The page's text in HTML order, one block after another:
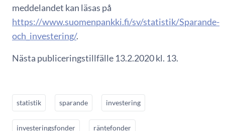
meddelandet kan läsas på
https://www.suomenpankki.fi/sv/statistik/Sparande-
och_investering/.
Nästa publiceringstillfälle 13.2.2020 kl. 13.
statistik sparande investering
investeringsfonder räntefonder